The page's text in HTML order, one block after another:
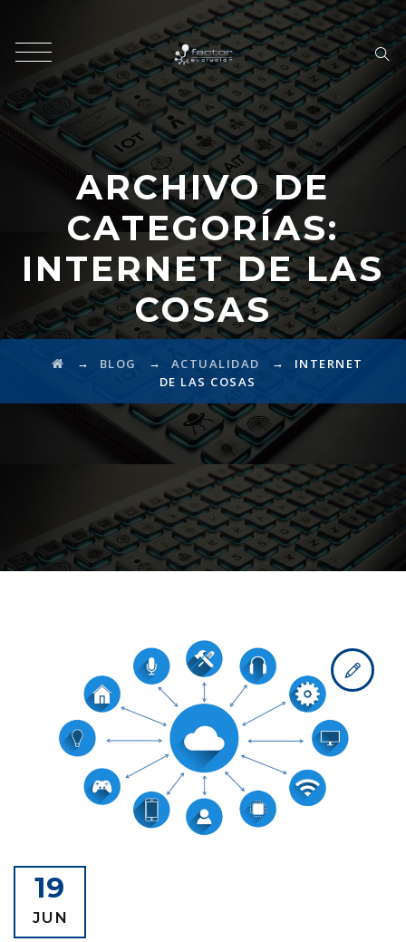
ARCHIVO DE
CATEGORÍAS:
INTERNET DE LAS
COSAS
→ BLOG → ACTUALIDAD →
INTERNET
DE LAS COSAS
19
JUN